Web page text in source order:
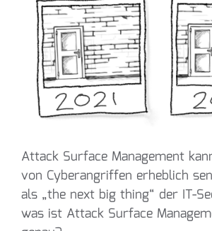
Attack Surface Management
von Cyberangriffen erheblich
als „the next big thing“ der IT-
was ist Attack Surface